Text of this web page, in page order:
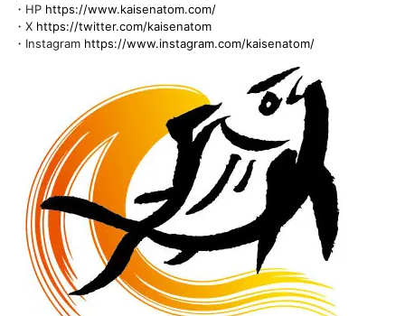
・HP https://www.kaisenatom.com/
・X https://twitter.com/kaisenatom
・Instagram https://www.instagram.com/kaisenatom/